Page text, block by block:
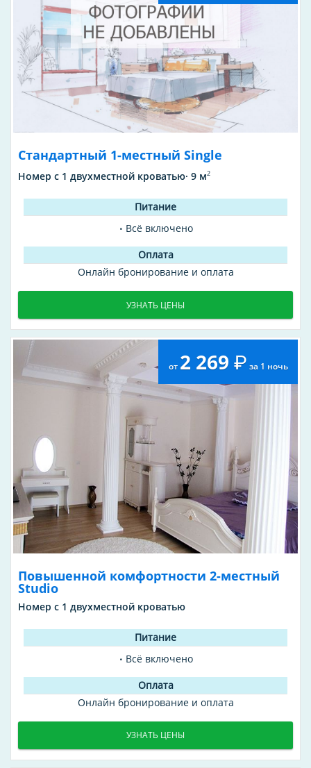
Стандартный 1-местный Single
Номер с 1 двухместной кроватью· 9 м2
Всё включено
Онлайн бронирование и оплата
УЗНАТЬ ЦЕНЫ
от 2 269 за 1 ночь
Повышенной комфортности 2-местный
Studio
Номер с 1 двухместной кроватью
Всё включено
Онлайн бронирование и оплата
УЗНАТЬ ЦЕНЫ